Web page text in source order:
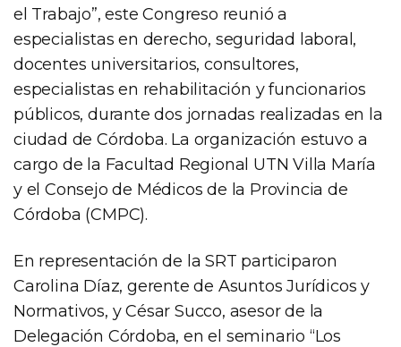
el Trabajo”, este Congreso reunió a
especialistas en derecho, seguridad laboral,
docentes universitarios, consultores,
especialistas en rehabilitación y funcionarios
públicos, durante dos jornadas realizadas en la
ciudad de Córdoba. La organización estuvo a
cargo de la Facultad Regional UTN Villa María
y el Consejo de Médicos de la Provincia de
Córdoba (CMPC).
En representación de la SRT participaron
Carolina Díaz, gerente de Asuntos Jurídicos y
Normativos, y César Succo, asesor de la
Delegación Córdoba, en el seminario “Los